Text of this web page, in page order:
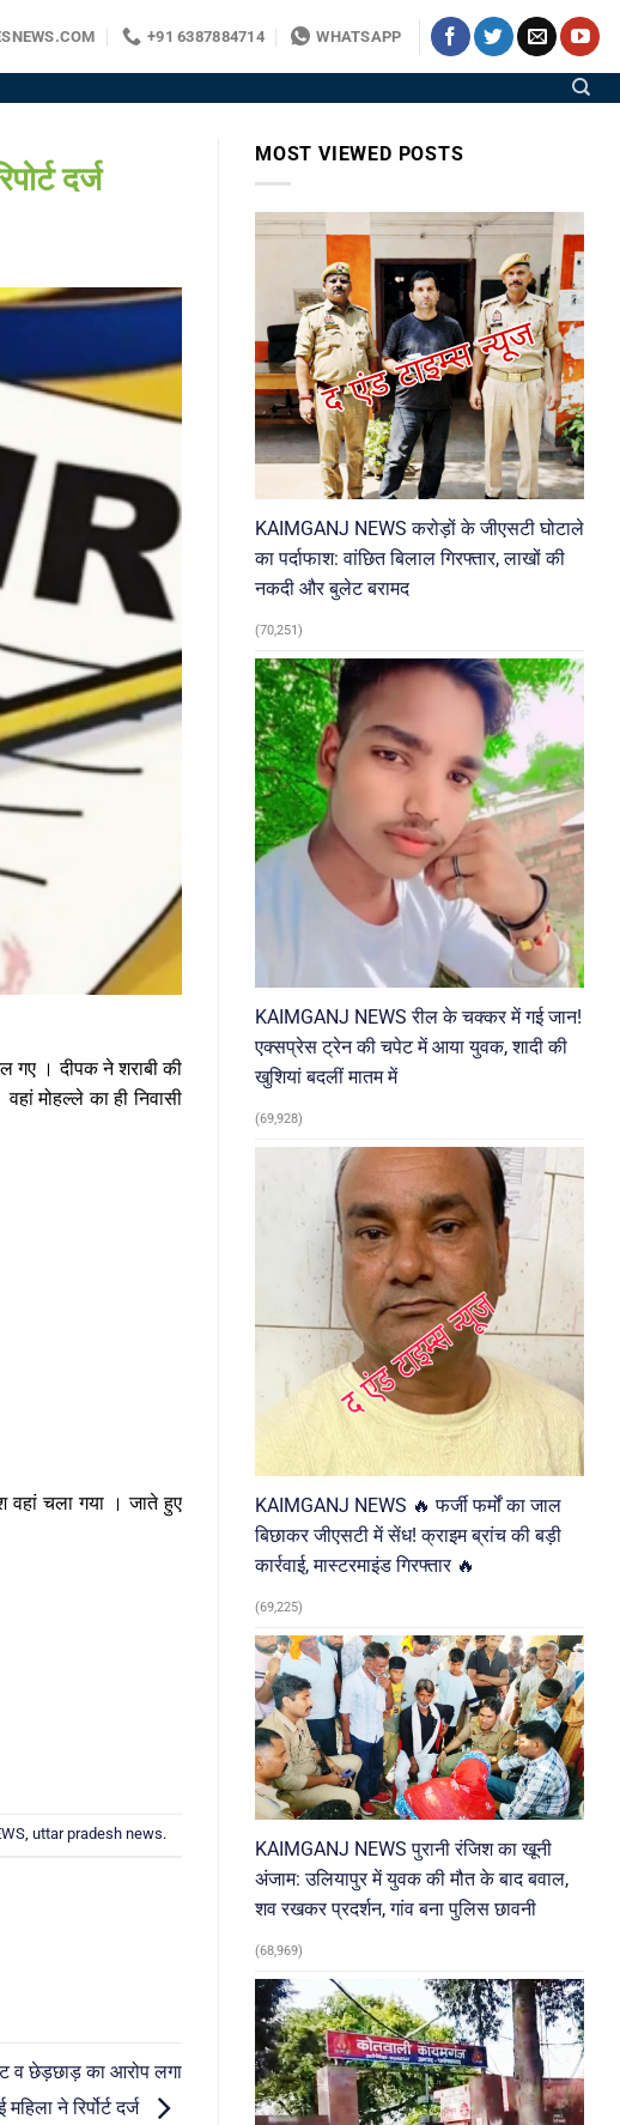
+91 6387884714 WHATSAPP
दर्ज
गए । दीपक ने शराबी की
मोहल्ले का ही निवासी
वहां चला गया । जाते हुए
, uttar pradesh news.
व छेड़छाड़ का आरोप लगा
ने रिर्पोर्ट दर्ज
MOST VIEWED POSTS
KAIMGANJ NEWS करोड़ों के जीएसटी घोटाले
का पर्दाफाश: वांछित बिलाल गिरफ्तार, लाखों की
नकदी और बुलेट बरामद
(70,251)
KAIMGANJ NEWS रील के चक्कर में गई जान!
एक्सप्रेस ट्रेन की चपेट में आया युवक, शादी की
खुशियां बदलीं मातम में
(69,928)
KAIMGANJ NEWS 🔥 फर्जी फर्मों का जाल
बिछाकर जीएसटी में सेंध! क्राइम ब्रांच की बड़ी
कार्रवाई, मास्टरमाइंड गिरफ्तार 🔥
(69,225)
KAIMGANJ NEWS पुरानी रंजिश का खूनी
अंजाम: उलियापुर में युवक की मौत के बाद बवाल,
शव रखकर प्रदर्शन, गांव बना पुलिस छावनी
(68,969)